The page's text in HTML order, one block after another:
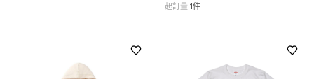
起訂量 1件